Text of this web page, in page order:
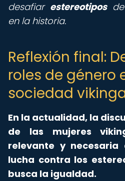
desafiar estereotiposde
en la historia.
Reflexión final:
roles de género
sociedad
En la actualidad, la
de las mujeres
relevante y necesaria
lucha contra los
busca la igualdad.